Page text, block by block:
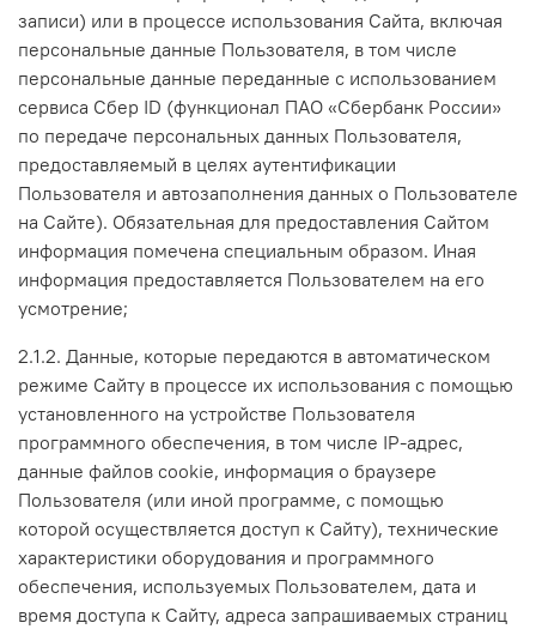
записи) или в процессе использования Сайта, включая
персональные данные Пользователя, в том числе
персональные данные переданные с использованием
сервиса Сбер ID (функционал ПАО «Сбербанк России»
по передаче персональных данных Пользователя,
предоставляемый в целях аутентификации
Пользователя и автозаполнения данных о Пользователе
на Сайте). Обязательная для предоставления Сайтом
информация помечена специальным образом. Иная
информация предоставляется Пользователем на его
усмотрение;
2.1.2. Данные, которые передаются в автоматическом
режиме Сайту в процессе их использования с помощью
установленного на устройстве Пользователя
программного обеспечения, в том числе IP-адрес,
данные файлов cookie, информация о браузере
Пользователя (или иной программе, с помощью
которой осуществляется доступ к Сайту), технические
характеристики оборудования и программного
обеспечения, используемых Пользователем, дата и
время доступа к Сайту, адреса запрашиваемых страниц